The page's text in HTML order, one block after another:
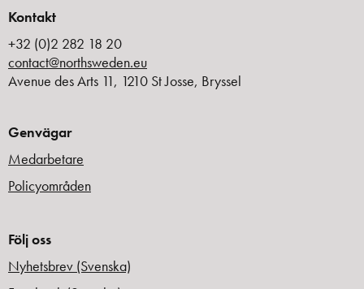
Kontakt
+32 (0)2 282 18 20
contact@northsweden.eu
Avenue des Arts 11, 1210 St Josse, Bryssel
Genvägar
Medarbetare
Policyområden
Följ oss
Nyhetsbrev (Svenska)